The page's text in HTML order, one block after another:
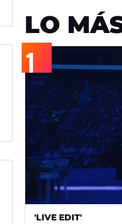
LO
'LIVE EDIT'